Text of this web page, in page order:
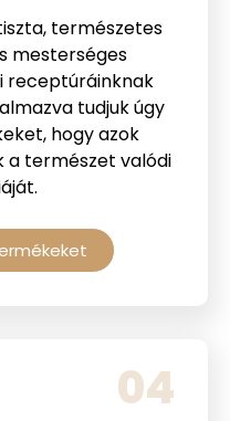
természetes
mesterséges
receptúráinknak
tudjuk úgy
hogy azok
a természet valódi
04